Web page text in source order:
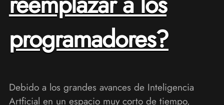
programadores?
Debido a los grandes avances de Inteligencia
Artficial en un espacio muy corto de tiempo,